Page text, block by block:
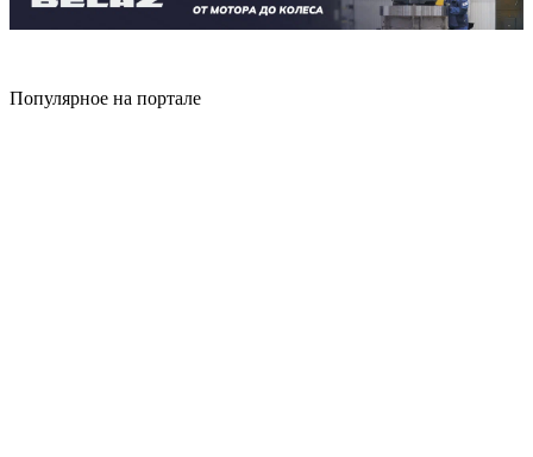
Популярное на портале